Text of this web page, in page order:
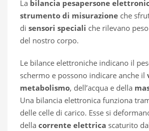
La bilancia pesapersone
strumento di misurazione che
di sensori speciali che rilevano
del nostro corpo.
Le bilance elettroniche indicano il
schermo e possono indicare anche il
metabolismo, dell’acqua e della
Una bilancia elettronica funziona
delle celle di carico. Esse si
della corrente elettrica scaturito